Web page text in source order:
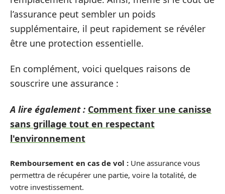
l’assurance peut sembler un poids
supplémentaire, il peut rapidement se révéler
être une protection essentielle.
En complément, voici quelques raisons de
souscrire une assurance :
A lire également : Comment fixer une canisse
sans grillage tout en respectant
l'environnement
Remboursement en cas de vol : Une assurance vous
permettra de récupérer une partie, voire la totalité, de
votre investissement.